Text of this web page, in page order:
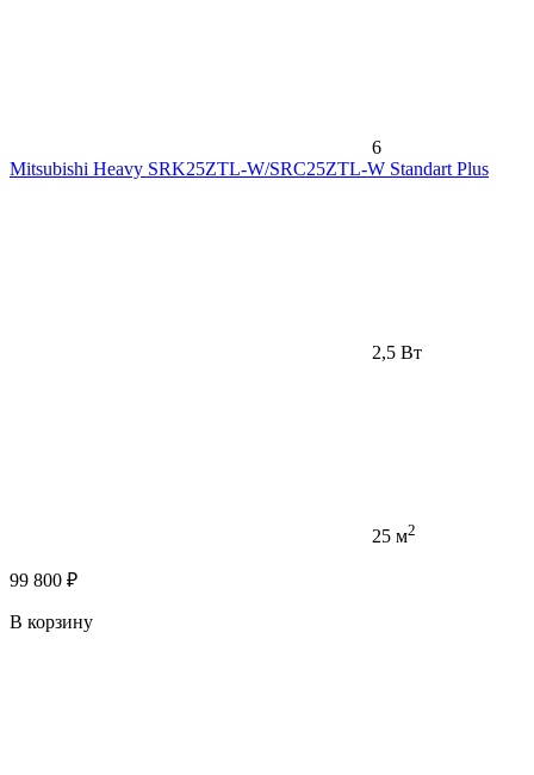
6
Mitsubishi Heavy SRK25ZTL-W/SRC25ZTL-W Standart Plus
2,5 Вт
25 м2
99 800 ₽
В корзину